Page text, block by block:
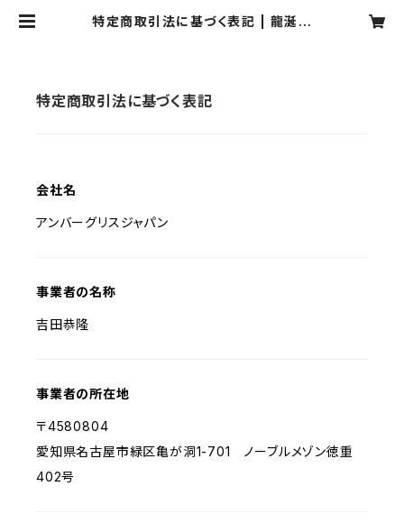
特定商取引法に基づく表記 | 龍涎香
特定商取引法に基づく表記
会社名
アンバーグリスジャパン
事業者の名称
吉田恭隆
事業者の所在地
〒4580804
愛知県名古屋市緑区亀が洞1-701 ノーブルメゾン徳重
402号